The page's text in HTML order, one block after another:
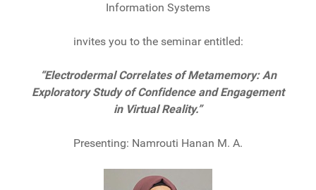
Information Systems
invites you to the seminar entitled:
“Electrodermal Correlates of Metamemory: An
Exploratory Study of Confidence and Engagement
in Virtual Reality.”
Presenting: Namrouti Hanan M. A.